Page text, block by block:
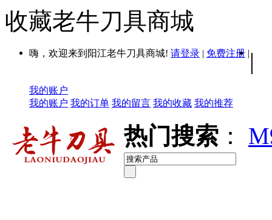
收藏老牛刀具商城
嗨，欢迎来到阳江老牛刀具商城! 请登录 | 免费注册 | |
我的账户
我的账户 我的订单 我的留言 我的收藏 我的推荐
热门搜索 ：